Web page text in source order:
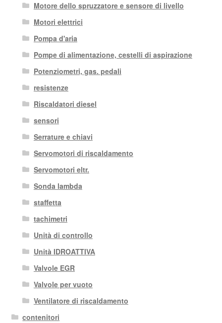
Motore dello spruzzatore e sensore di livello
Motori elettrici
Pompa d'aria
Pompe di alimentazione, cestelli di aspirazione
Potenziometri, gas. pedali
resistenze
Riscaldatori diesel
sensori
Serrature e chiavi
Servomotori di riscaldamento
Servomotori eltr.
Sonda lambda
staffetta
tachimetri
Unità di controllo
Unità IDROATTIVA
Valvole EGR
Valvole per vuoto
Ventilatore di riscaldamento
contenitori